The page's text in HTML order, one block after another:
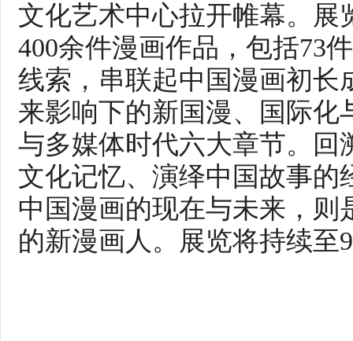
文化艺术中心拉开帷幕。展
400余件漫画作品，包括73
线索，串联起中国漫画初长
来影响下的新国漫、国际
与多媒体时代六大章节。回
文化记忆、演绎中国故事
中国漫画的现在与未来，
的新漫画人。展览将持续至